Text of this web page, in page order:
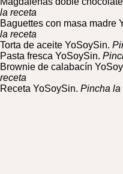
la receta
Baguettes con masa madre
la receta
Torta de aceite YoSoySin.
Pasta fresca YoSoySin.
Brownie de calabacín
receta
Receta YoSoySin. Pincha la